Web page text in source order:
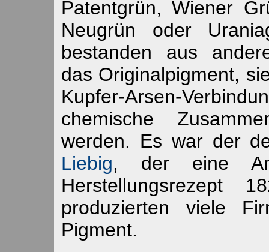
Patentgrün, Wiener
Neugrün oder
bestanden aus
das Originalpigment,
Kupfer-Arsen-
chemische
werden. Es war der
Liebig, der eine
Herstellungsrezept
produzierten viele
Pigment.